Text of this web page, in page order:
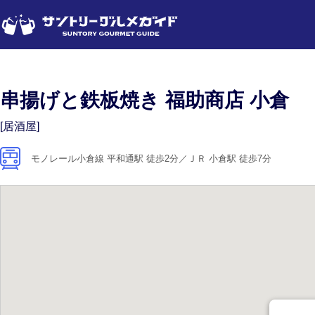
串揚げと鉄板焼き 福助商店 小倉
[居酒屋]
モノレール小倉線 平和通駅 徒歩2分／ＪＲ 小倉駅 徒歩7分